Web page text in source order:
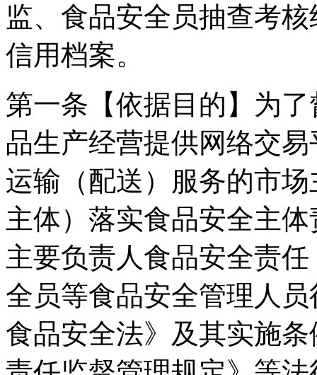
监、食品安全员抽查考
信用档案。
第一条【依据目的】为
品生产经营提供网络交
运输（配送）服务的市
主体）落实食品安全主
主要负责人食品安全责
全员等食品安全管理人
食品安全法》及其实施